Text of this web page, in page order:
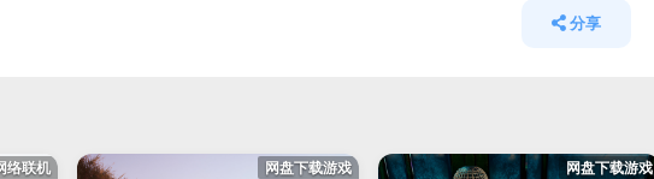
分享
络联机 网盘下载游戏 网盘下载游戏